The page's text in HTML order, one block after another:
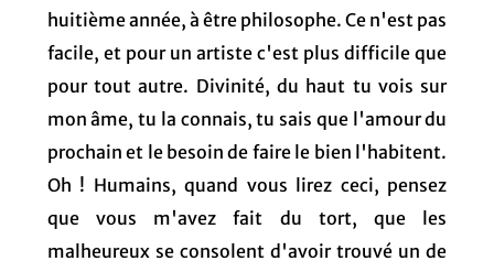
huitième année, à être philosophe. Ce n'est pas
facile, et pour un artiste c'est plus difficile que
pour tout autre. Divinité, du haut tu vois sur
mon âme, tu la connais, tu sais que l'amour du
prochain et le besoin de faire le bien l'habitent.
Oh ! Humains, quand vous lirez ceci, pensez
que vous m'avez fait du tort, que les
malheureux se consolent d'avoir trouvé un de